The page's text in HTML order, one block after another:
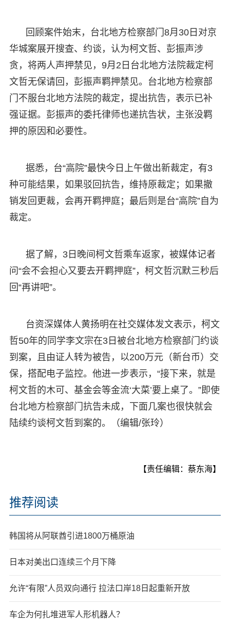
回顾案件始末，台北地方检察部门8月30日对京
华城案展开搜查、约谈，认为柯文哲、彭振声涉
贪，将两人声押禁见，9月2日台北地方法院裁定柯
文哲无保请回，彭振声羁押禁见。台北地方检察部
门不服台北地方法院的裁定，提出抗告，表示已补
强证据。彭振声的委托律师也递抗告状，主张没羁
押的原因和必要性。
据悉，台“高院”最快今日上午做出新裁定，有3
种可能结果，如果驳回抗告，维持原裁定；如果撤
销发回更裁，会再开羁押庭；最后则是台“高院”自为
裁定。
据了解，3日晚间柯文哲乘车返家，被媒体记者
问“会不会担心又要去开羁押庭”，柯文哲沉默三秒后
回“再讲吧”。
台资深媒体人黄扬明在社交媒体发文表示，柯文
哲50年的同学李文宗在3日被台北地方检察部门约谈
到案，且由证人转为被告，以200万元（新台币）交
保，搭配电子监控。他进一步表示，“接下来，就是
柯文哲的木可、基金会等金流‘大菜’要上桌了。”即使
台北地方检察部门抗告未成，下面几案也很快就会
陆续约谈柯文哲到案的。（编辑/张玲）
【责任编辑：蔡东海】
推荐阅读
韩国将从阿联酋引进1800万桶原油
日本对美出口连续三个月下降
允许“有限”人员双向通行 拉法口岸18日起重新开放
车企为何扎堆进军人形机器人？